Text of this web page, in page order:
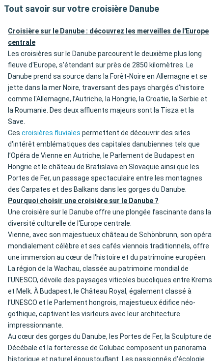
Tout savoir sur votre croisière Danube
Croisière sur le Danube : découvrez les merveilles de l'Europe
centrale
Les croisières sur le Danube parcourent le deuxième plus long
fleuve d'Europe, s'étendant sur près de 2850 kilomètres. Le
Danube prend sa source dans la Forêt-Noire en Allemagne et se
jette dans la mer Noire, traversant des pays chargés d'histoire
comme l'Allemagne, l’Autriche, la Hongrie, la Croatie, la Serbie et
la Roumanie. Des deux affluents majeurs sont la Tisza et la
Save.
Ces croisières fluviales permettent de découvrir des sites
d'intérêt emblématiques des capitales danubiennes tels que
l’Opéra de Vienne en Autriche, le Parlement de Budapest en
Hongrie et le château de Bratislava en Slovaquie ainsi que les
Portes de Fer, un passage spectaculaire entre les montagnes
des Carpates et des Balkans dans les gorges du Danube.
Pourquoi choisir une croisière sur le Danube ?
Une croisière sur le Danube offre une plongée fascinante dans la
diversité culturelle de l'Europe centrale.
Vienne, avec son majestueux château de Schönbrunn, son opéra
mondialement célèbre et ses cafés viennois traditionnels, offre
une immersion au cœur de l'histoire et du patrimoine européen.
La région de la Wachau, classée au patrimoine mondial de
l'UNESCO, dévoile des paysages viticoles bucoliques entre Krems
et Melk. À Budapest, le Château Royal, également classé à
l’UNESCO et le Parlement hongrois, majestueux édifice néo-
gothique, captivent les visiteurs avec leur architecture
impressionnante.
Au cœur des gorges du Danube, les Portes de Fer, la Sculpture de
Décébale et la forteresse de Golubac composent un panorama
historique et naturel époustouflant. Les passionnés d'écologie